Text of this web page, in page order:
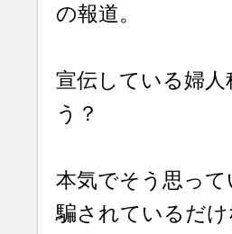
の報道。
宣伝している婦
う？
本気でそう思って
騙されているだけ